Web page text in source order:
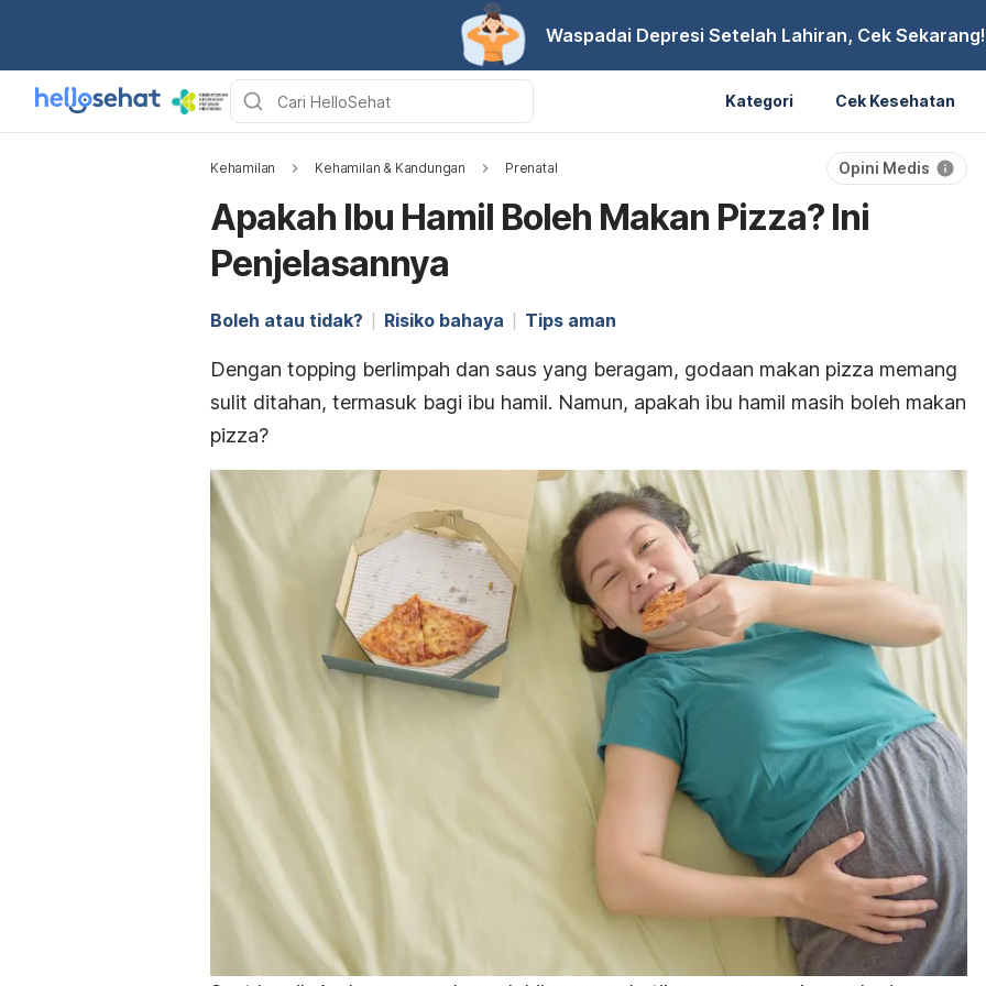
Waspadai Depresi Setelah Lahiran, Cek Sekarang!
Kategori Cek Kesehatan
Kehamilan Kehamilan & Kandungan Prenatal Opini Medis
Apakah Ibu Hamil Boleh Makan Pizza? Ini
Penjelasannya
Boleh atau tidak? Risiko bahaya Tips aman
Dengan topping berlimpah dan saus yang beragam, godaan makan pizza memang
sulit ditahan, termasuk bagi ibu hamil. Namun, apakah ibu hamil masih boleh makan
pizza?